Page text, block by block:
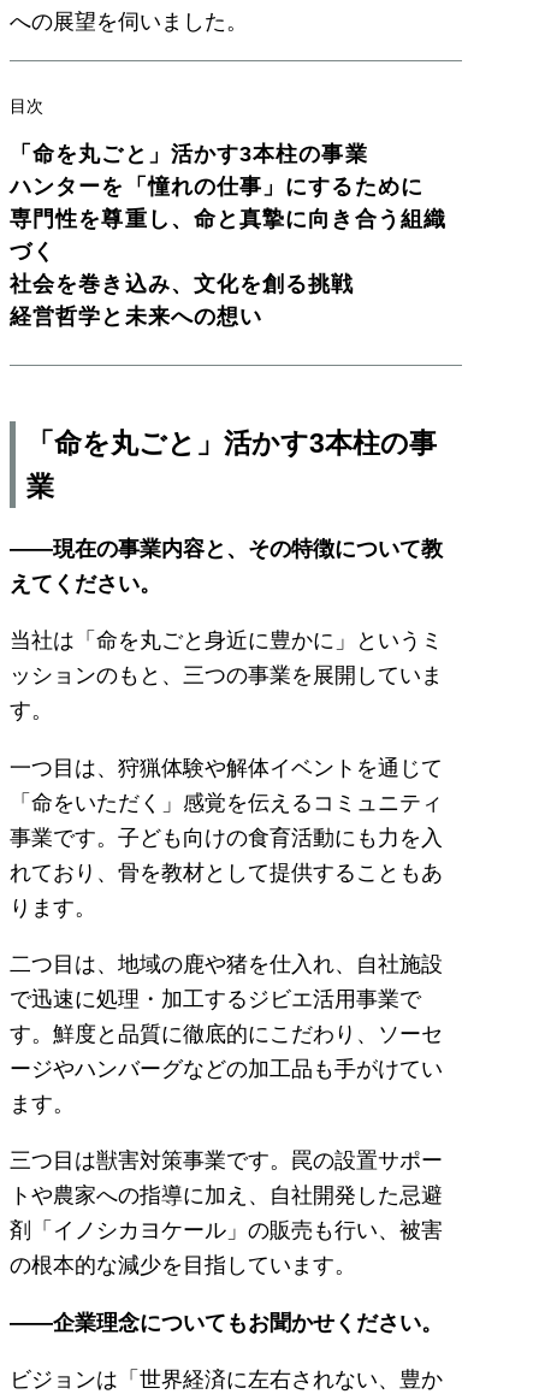
への展望を伺いました。
目次
「命を丸ごと」活かす3本柱の事業
ハンターを「憧れの仕事」にするために
専門性を尊重し、命と真摯に向き合う組織
づく
社会を巻き込み、文化を創る挑戦
経営哲学と未来への想い
「命を丸ごと」活かす3本柱の事
業
――現在の事業内容と、その特徴について教
えてください。
当社は「命を丸ごと身近に豊かに」というミ
ッションのもと、三つの事業を展開していま
す。
一つ目は、狩猟体験や解体イベントを通じて
「命をいただく」感覚を伝えるコミュニティ
事業です。子ども向けの食育活動にも力を入
れており、骨を教材として提供することもあ
ります。
二つ目は、地域の鹿や猪を仕入れ、自社施設
で迅速に処理・加工するジビエ活用事業で
す。鮮度と品質に徹底的にこだわり、ソーセ
ージやハンバーグなどの加工品も手がけてい
ます。
三つ目は獣害対策事業です。罠の設置サポー
トや農家への指導に加え、自社開発した忌避
剤「イノシカヨケール」の販売も行い、被害
の根本的な減少を目指しています。
――企業理念についてもお聞かせください。
ビジョンは「世界経済に左右されない、豊か